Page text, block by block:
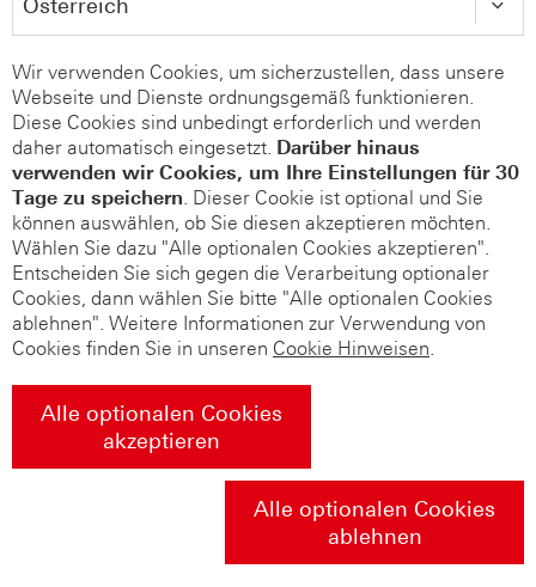
Wir verwenden Cookies, um sicherzustellen, dass unsere
Webseite und Dienste ordnungsgemäß funktionieren.
Diese Cookies sind unbedingt erforderlich und werden
daher automatisch eingesetzt. Darüber hinaus
verwenden wir Cookies, um Ihre Einstellungen für 30
Tage zu speichern. Dieser Cookie ist optional und Sie
können auswählen, ob Sie diesen akzeptieren möchten.
Wählen Sie dazu "Alle optionalen Cookies akzeptieren".
Entscheiden Sie sich gegen die Verarbeitung optionaler
Cookies, dann wählen Sie bitte "Alle optionalen Cookies
ablehnen". Weitere Informationen zur Verwendung von
Cookies finden Sie in unseren Cookie Hinweisen.
Alle optionalen Cookies
akzeptieren
Alle optionalen Cookies
ablehnen